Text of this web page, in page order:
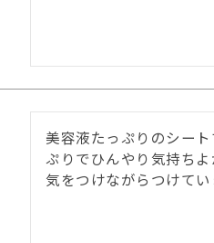
美容液たっぷりのシー
ぷりでひんやり気持ち
気をつけながらつけてい